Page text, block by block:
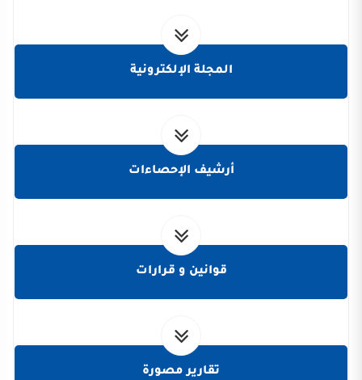
المجلة الإلكترونية
أرشيف الإحصاءات
قوانين و قرارات
تقارير مصورة